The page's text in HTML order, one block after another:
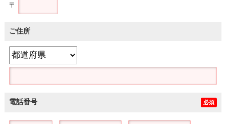
〒
ご住所
電話番号 必須